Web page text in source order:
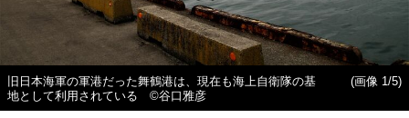
旧日本海軍の軍港だった舞鶴港は、現在も海上自衛隊の基
地として利用されている ©谷口雅彦
(画像 1/5)